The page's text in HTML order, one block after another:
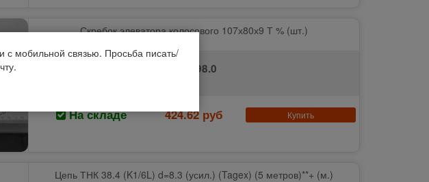
Скребок элеватора колосового 107х80х9 Т % (шт.)
619298.0
На складе 424.62 руб Купить
Цепь ТНК 38.4 (K1/6L) d=8.3 (усил.) (Tagex) (5 метров)**+ (м.)
мобильной связью. Просьба писать/